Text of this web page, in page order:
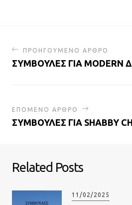
ΠΡΟΗΓΟΥΜΕΝΟ ΑΡΘΡΟ
ΣΥΜΒΟΥΛΕΣ ΓΙΑ MODERN
ΕΠΟΜΕΝΟ ΑΡΘΡΟ
ΣΥΜΒΟΥΛΕΣ ΓΙΑ SHABBY
Related Posts
11/02/2025